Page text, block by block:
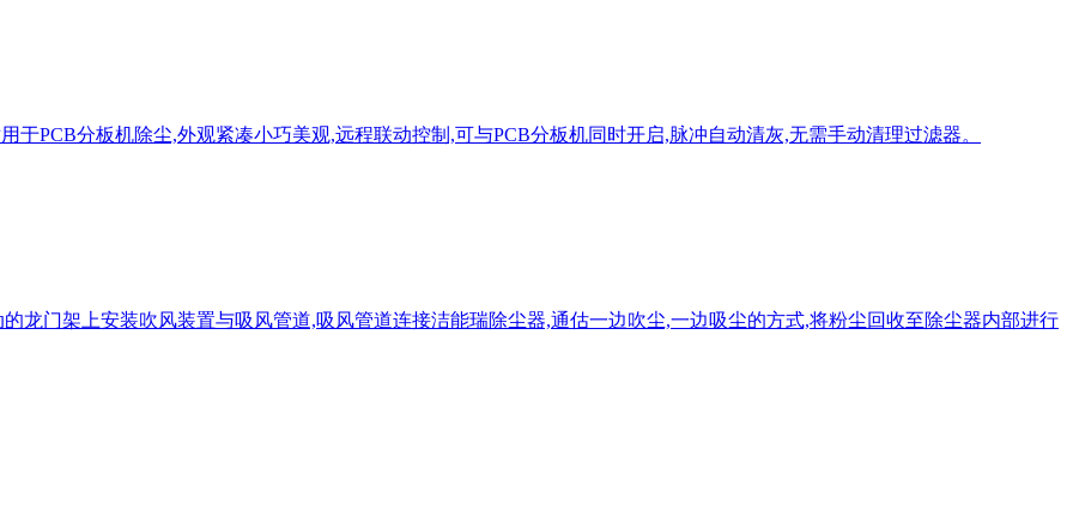
于PCB分板机除尘,外观紧凑小巧美观,远程联动控制,可与PCB分板机同时开启,脉冲自动清灰,无需手动清理过滤器。
龙门架上安装吹风装置与吸风管道,吸风管道连接洁能瑞除尘器,通估一边吹尘,一边吸尘的方式,将粉尘回收至除尘器内部进行